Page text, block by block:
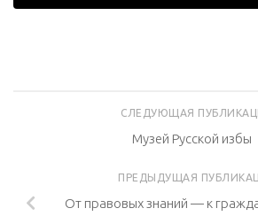
СЛЕДУЮЩАЯ
Музей Русской избы
ПРЕДЫДУЩАЯ
От правовых знаний — к